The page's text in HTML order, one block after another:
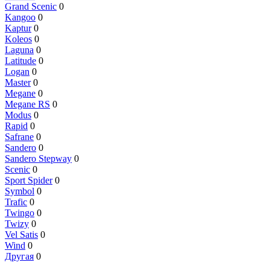
Grand Scenic 0
Kangoo 0
Kaptur 0
Koleos 0
Laguna 0
Latitude 0
Logan 0
Master 0
Megane 0
Megane RS 0
Modus 0
Rapid 0
Safrane 0
Sandero 0
Sandero Stepway 0
Scenic 0
Sport Spider 0
Symbol 0
Trafic 0
Twingo 0
Twizy 0
Vel Satis 0
Wind 0
Другая 0